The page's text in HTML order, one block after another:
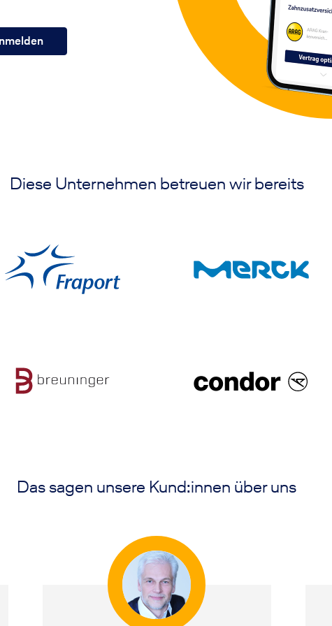
Diese Unternehmen betreuen wir bereits
Das sagen unsere Kund:innen über uns